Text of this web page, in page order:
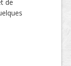
de